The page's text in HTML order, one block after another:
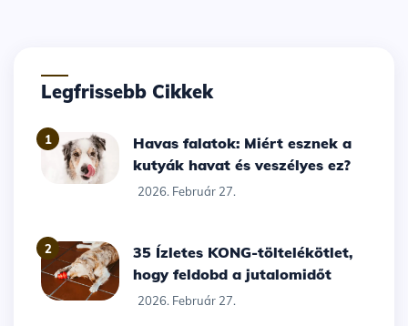
Legfrissebb Cikkek
1
Havas falatok: Miért esznek a
kutyák havat és veszélyes ez?
2026. Február 27.
2
35 Ízletes KONG-töltelékötlet,
hogy feldobd a jutalomidőt
2026. Február 27.